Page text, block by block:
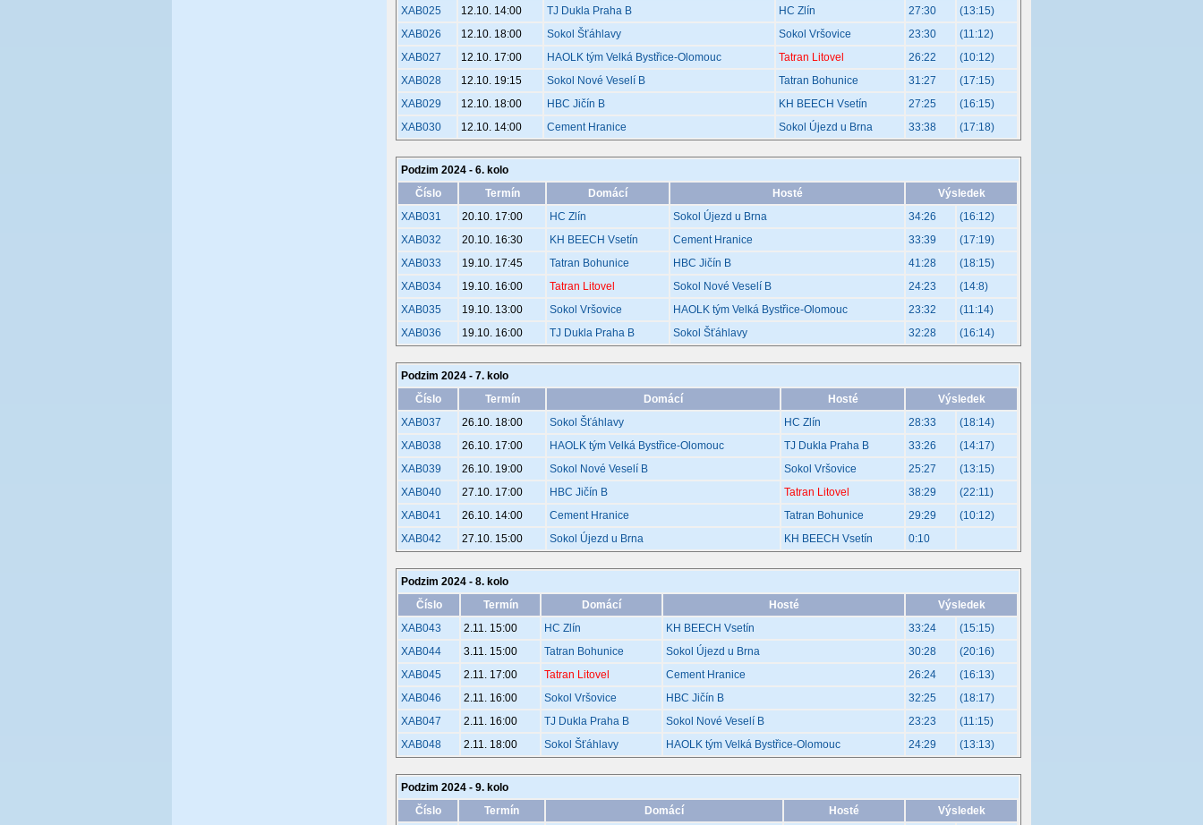
XAB025
12.10. 14:00 TJ Dukla Praha B HC Zlín 27:30
(13:15)
XAB026
12.10. 18:00 Sokol Šťáhlavy Sokol Vršovice 23:30
(11:12)
XAB027
12.10. 17:00 HAOLK tým Velká Bystřice-Olomouc Tatran Litovel 26:22
(10:12)
XAB028
12.10. 19:15 Sokol Nové Veselí B Tatran Bohunice 31:27
(17:15)
XAB029
12.10. 18:00 HBC Jičín B KH BEECH Vsetín 27:25
(16:15)
XAB030
12.10. 14:00 Cement Hranice Sokol Újezd u Brna 33:38 (17:18)
Podzim 2024 - 6. kolo
Číslo
Termín Domácí Hosté
Výsledek
XAB031
20.10. 17:00 HC Zlín Sokol Újezd u Brna 34:26
(16:12)
XAB032
20.10. 16:30 KH BEECH Vsetín Cement Hranice 33:39
(17:19)
XAB033
19.10. 17:45 Tatran Bohunice HBC Jičín B 41:28
(18:15)
XAB034
19.10. 16:00 Tatran Litovel Sokol Nové Veselí B 24:23
(14:8)
XAB035
19.10. 13:00 Sokol Vršovice HAOLK tým Velká Bystřice-Olomouc 23:32
(11:14)
XAB036
19.10. 16:00 TJ Dukla Praha B Sokol Šťáhlavy 32:28 (16:14)
Podzim 2024 - 7. kolo
Číslo
Termín Domácí Hosté
Výsledek
XAB037
26.10. 18:00 Sokol Šťáhlavy HC Zlín 28:33
(18:14)
XAB038
26.10. 17:00 HAOLK tým Velká Bystřice-Olomouc TJ Dukla Praha B 33:26
(14:17)
XAB039
26.10. 19:00 Sokol Nové Veselí B Sokol Vršovice 25:27
(13:15)
XAB040
27.10. 17:00 HBC Jičín B Tatran Litovel 38:29
(22:11)
XAB041
26.10. 14:00 Cement Hranice Tatran Bohunice 29:29
(10:12)
XAB042
27.10. 15:00 Sokol Újezd u Brna KH BEECH Vsetín 0:10
Podzim 2024 - 8. kolo
Číslo
Termín Domácí Hosté
Výsledek
XAB043
2.11. 15:00 HC Zlín KH BEECH Vsetín 33:24
(15:15)
XAB044
3.11. 15:00 Tatran Bohunice Sokol Újezd u Brna 30:28
(20:16)
XAB045
2.11. 17:00 Tatran Litovel Cement Hranice 26:24
(16:13)
XAB046
2.11. 16:00 Sokol Vršovice HBC Jičín B 32:25
(18:17)
XAB047
2.11. 16:00 TJ Dukla Praha B Sokol Nové Veselí B 23:23
(11:15)
XAB048
2.11. 18:00 Sokol Šťáhlavy HAOLK tým Velká Bystřice-Olomouc 24:29 (13:13)
Podzim 2024 - 9. kolo
Číslo
Termín Domácí Hosté
Výsledek